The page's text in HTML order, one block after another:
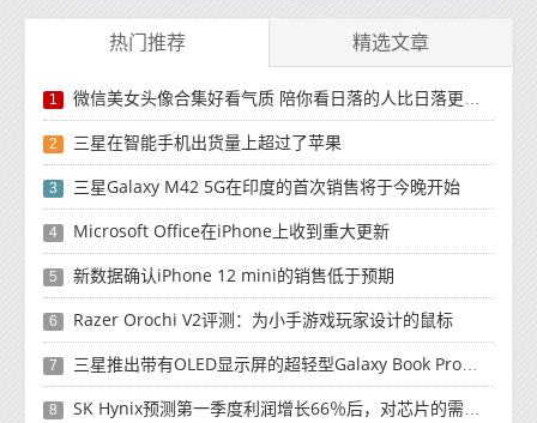
热门推荐 精选文章
1 微信美女头像合集好看气质 陪你看日落的人比日落更浪漫
2 三星在智能手机出货量上超过了苹果
3 三星Galaxy M42 5G在印度的首次销售将于今晚开始
4 Microsoft Office在iPhone上收到重大更新
5 新数据确认iPhone 12 mini的销售低于预期
6 Razer Orochi V2评测：为小手游戏玩家设计的鼠标
7 三星推出带有OLED显示屏的超轻型Galaxy Book Pro和Galaxy Book Pro 360笔记本电脑
8 SK Hynix预测第一季度利润增长66％后，对芯片的需求将增强